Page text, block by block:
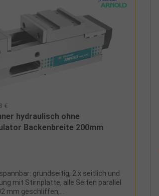
€
hydraulisch ohne
Backenbreite 200mm
grundseitig, 2 x seitlich und
mit Stirnplatte, alle Seiten parallel
mm geschliffen,